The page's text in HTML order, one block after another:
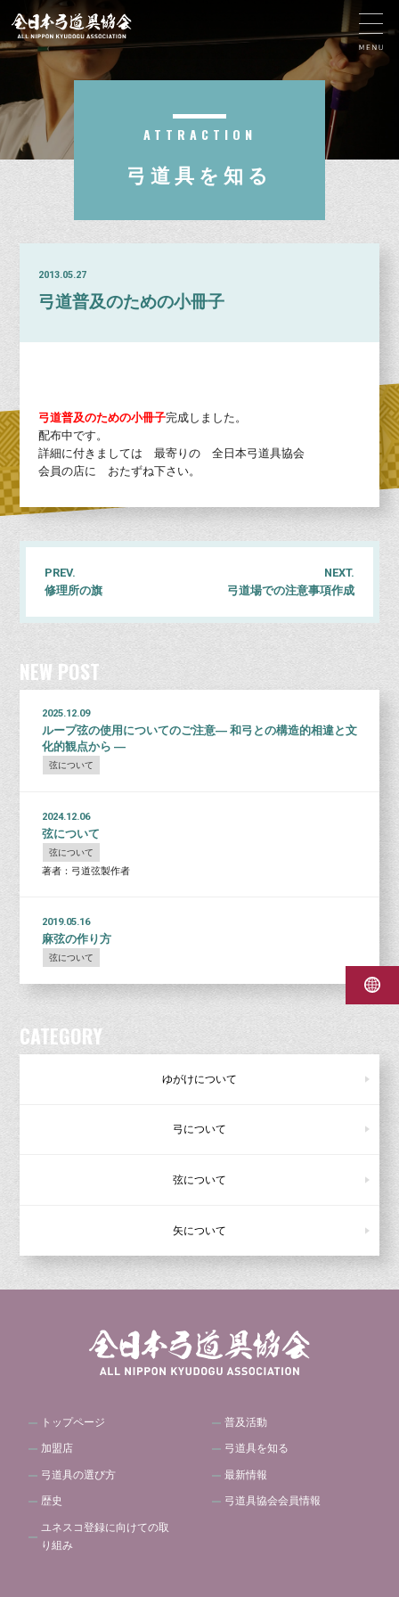
ATTRACTION
弓道具を知る
2013.05.27
弓道普及のための小冊子
弓道普及のための小冊子完成しました。
配布中です。
詳細に付きましては 最寄りの 全日本弓道具協会
会員の店に おたずね下さい。
PREV.
修理所の旗
NEXT.
弓道場での注意事項作成
NEW POST
2025.12.09
ループ弦の使用についてのご注意― 和弓との構造的相違と文
化的観点から ―
弦について
2024.12.06
弦について
弦について
著者：弓道弦製作者
2019.05.16
麻弦の作り方
弦について
CATEGORY
ゆがけについて
弓について
弦について
矢について
トップページ
加盟店
弓道具の選び方
歴史
ユネスコ登録に向けての取
り組み
普及活動
弓道具を知る
最新情報
弓道具協会会員情報